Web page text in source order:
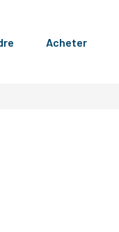
Acheter